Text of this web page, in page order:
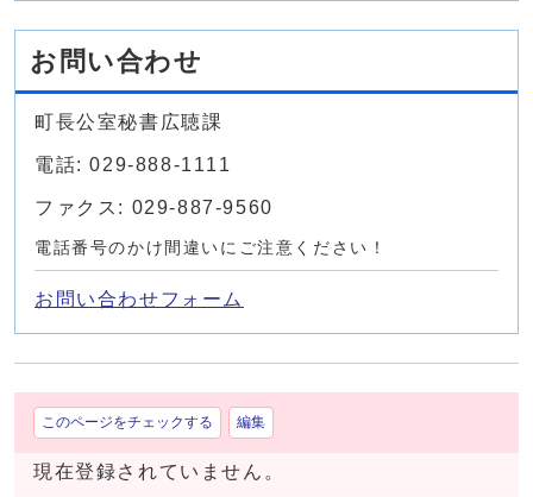
お問い合わせ
町長公室秘書広聴課
電話: 029-888-1111
ファクス: 029-887-9560
電話番号のかけ間違いにご注意ください！
お問い合わせフォーム
このページをチェックする 編集
現在登録されていません。